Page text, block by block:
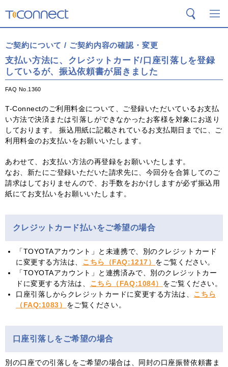
検索
ご契約について / ご契約内容の確認・変更
支払い方法に、クレジットカード/口座引落しを登録
しているが、振込依頼書が届きました
FAQ No.1360
T-Connectのご利用料金について、ご登録いただいているお支払
い方法で決済または引落しができなかったお客様を対象にお送り
しております。 振込用紙に記載されているお支払期日までに、ご
利用料金のお支払いをお願いいたします。
あわせて、お支払い方法の再登録をお願いいたします。
なお、新たにご登録いただいた請求先に、今回分を合算してのご
請求はしておりませんので、お手数をおかけしますが必ず振込用
紙にてお支払いをお願いいたします。
クレジットカード払いをご希望の場合
「TOYOTAアカウント」と未連携で、別のクレジットカード
に変更する方法は、 こちら（FAQ:1217） をご覧ください。
「TOYOTAアカウント」と連携済みで、別のクレジットカー
ドに変更する方法は、 こちら（FAQ:1084） をご覧ください。
口座引落しからクレジットカードに変更する方法は、 こちら
（FAQ:1083） をご覧ください。
口座引落しをご希望の場合
別の口座での引落しをご希望の場合は、同封の口座振替依頼書ま